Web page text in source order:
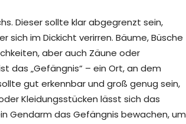
Dieser sollte klar abgegrenzt sein,
im Dickicht verirren. Bäume, Büsche
aber auch Zäune oder
das „Gefängnis“ – ein Ort, an dem
gut erkennbar und groß genug sein,
Kleidungsstücken lässt sich das
Gendarm das Gefängnis bewachen, um